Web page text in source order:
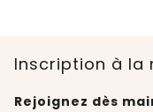
Inscription à la
Rejoignez dès